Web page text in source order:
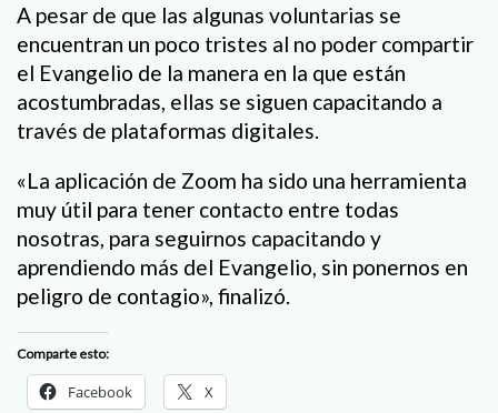
A pesar de que las algunas voluntarias se
encuentran un poco tristes al no poder compartir
el Evangelio de la manera en la que están
acostumbradas, ellas se siguen capacitando a
través de plataformas digitales.
«La aplicación de Zoom ha sido una herramienta
muy útil para tener contacto entre todas
nosotras, para seguirnos capacitando y
aprendiendo más del Evangelio, sin ponernos en
peligro de contagio», finalizó.
Comparte esto:
Facebook X